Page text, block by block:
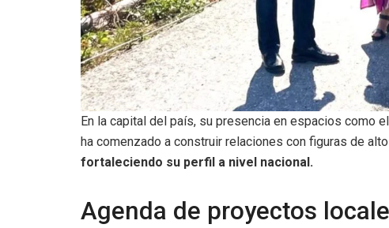
En la capital del país, su presencia en espacios como el
ha comenzado a construir relaciones con figuras de
fortaleciendo su perfil a nivel nacional.
Agenda de proyectos